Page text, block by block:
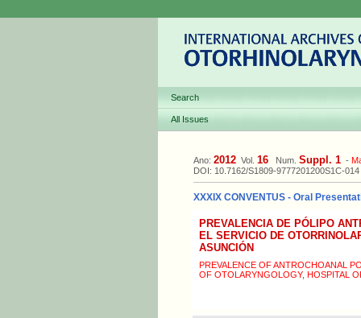
Search
All Issues
Ano: 2012 Vol. 16 Num. Suppl. 1 -
DOI: 10.7162/S1809-9777201200S1C-014
XXXIX CONVENTUS - Oral
PREVALENCIA DE PÓLIPO
EL SERVICIO DE
ASUNCIÓN
PREVALENCE OF ANTROCHOANAL
OF OTOLARYNGOLOGY, HOSPITAL